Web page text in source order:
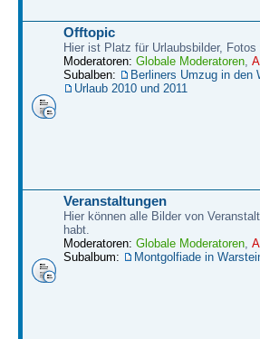
Offtopic
Hier ist Platz für Urlaubsbilder,
Moderatoren: Globale Moderatoren
Subalben:
Berliners Umzug in den
Urlaub 2010 und 2011
Veranstaltungen
Hier können alle Bilder von
habt.
Moderatoren: Globale Moderatoren
Subalbum:
Montgolfiade in